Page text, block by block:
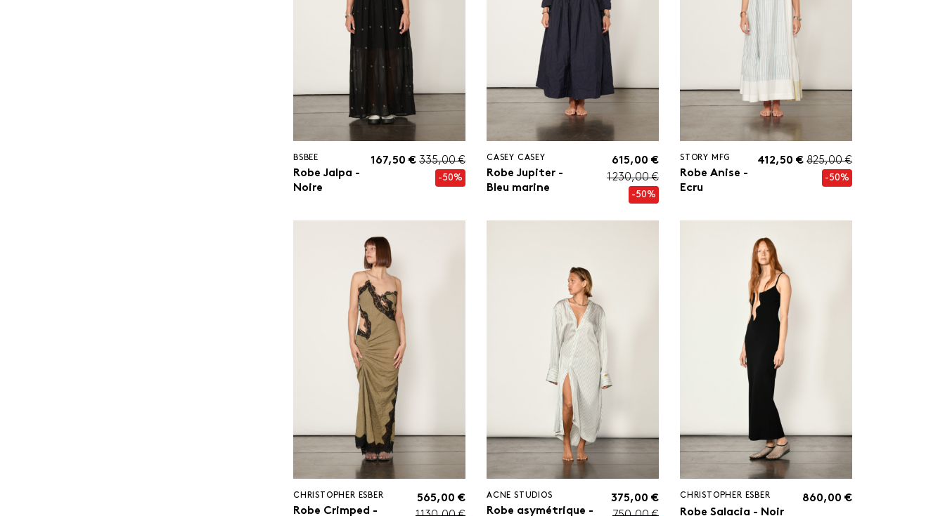
BSBEE
Robe Jalpa -
Noire
167,50 € 335,00 €
-50%
CASEY CASEY
Robe Jupiter -
Bleu marine
615,00 €
1 230,00 €
-50%
STORY MFG
Robe Anise -
Ecru
412,50 € 825,00 €
-50%
CHRISTOPHER ESBER
Robe Crimped -
565,00 €
ACNE STUDIOS
Robe asymétrique -
375,00 €
CHRISTOPHER ESBER
Robe Salacia - Noir
860,00 €